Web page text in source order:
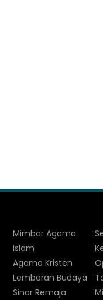
Mimbar Agama
Islam
Agama Kristen
Lembaran Budaya
Sinar Remaja